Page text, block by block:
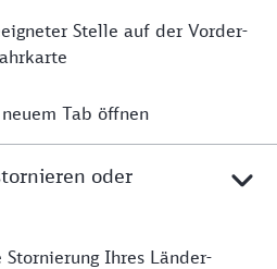
Stelle auf der Vorder-
Tab öffnen
oder
Ihres Länder-